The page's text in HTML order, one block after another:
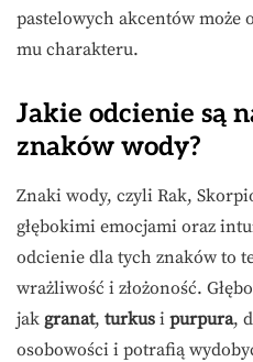
pastelowych akcentów może
mu charakteru.
Jakie odcienie są
znaków wody?
Znaki wody, czyli Rak,
głębokimi emocjami oraz
odcienie dla tych znaków to
wrażliwość i złożoność.
jak granat, turkus i purpura,
osobowości i potrafią